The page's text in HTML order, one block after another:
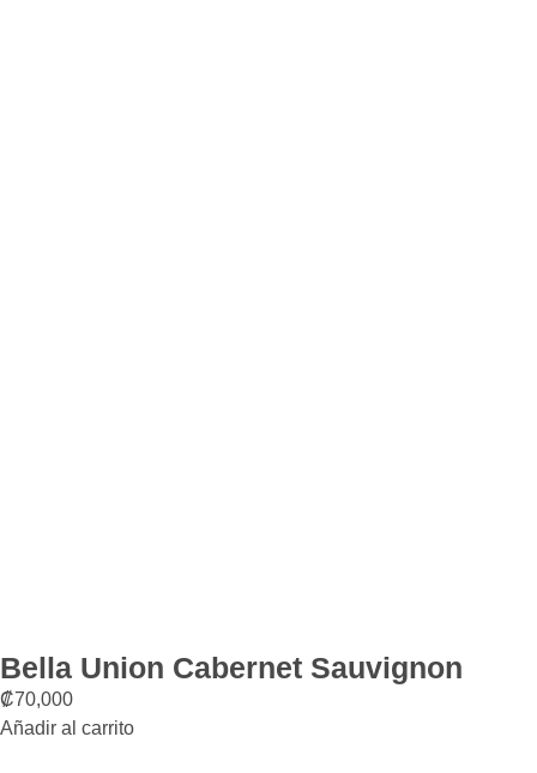
Bella Union Cabernet Sauvignon
₡70,000
Añadir al carrito